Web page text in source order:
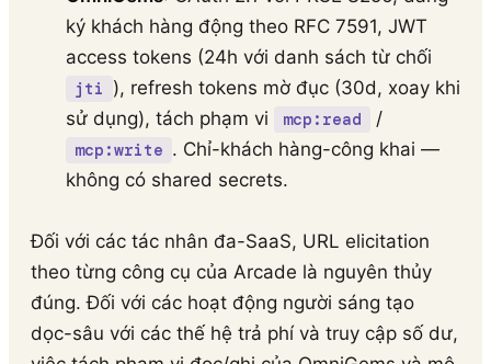
ký khách hàng động theo RFC 7591, JWT
access tokens (24h với danh sách từ chối
jti ), refresh tokens mờ đục (30d, xoay khi
sử dụng), tách phạm vi
mcp:read
/
mcp:write . Chỉ-khách hàng-công khai —
không có shared secrets.
Đối với các tác nhân đa-SaaS, URL elicitation
theo từng công cụ của Arcade là nguyên thủy
đúng. Đối với các hoạt động người sáng tạo
dọc-sâu với các thế hệ trả phí và truy cập số dư,